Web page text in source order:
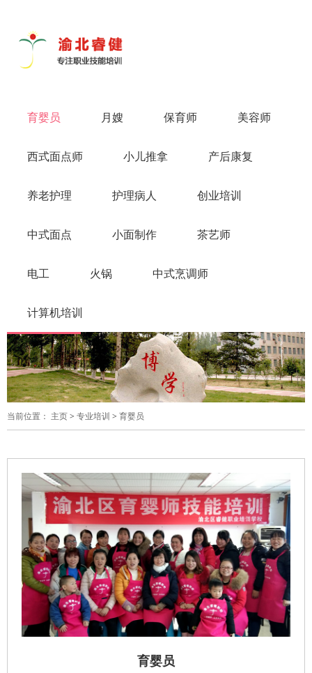
育婴员
月嫂 保育师 美容师
西式面点师 小儿推拿 产后康复
养老护理 护理病人 创业培训
中式面点 小面制作 茶艺师
电工 火锅 中式烹调师
计算机培训
当前位置： 主页> 专业培训 > 育婴员
育婴员